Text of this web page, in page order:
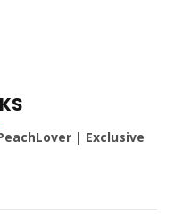
| Exclusive